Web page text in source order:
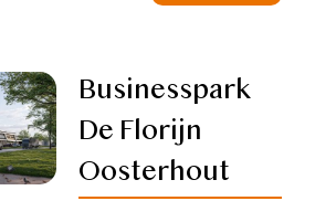
Businesspark
De Florijn
Oosterhout